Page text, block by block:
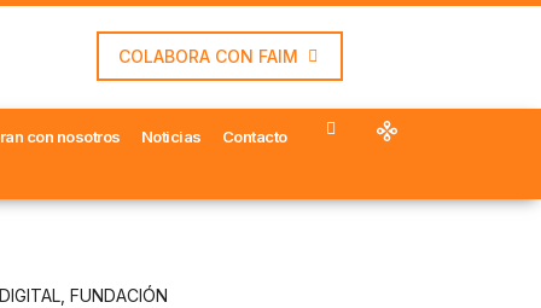
COLABORA CON FAIM
con nosotros Noticias Contacto
FUNDACIÓN